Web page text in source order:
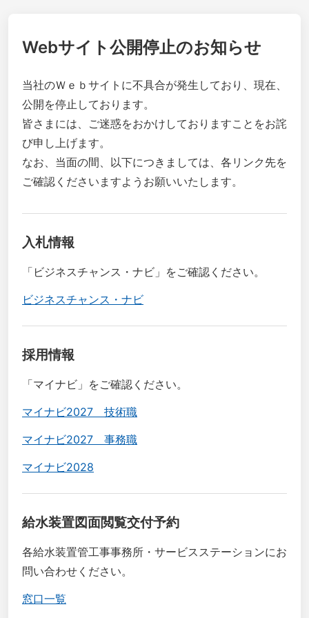
Webサイト公開停止のお知らせ
当社のＷｅｂサイトに不具合が発生しており、現在、
公開を停止しております。
皆さまには、ご迷惑をおかけしておりますことをお詫
び申し上げます。
なお、当面の間、以下につきましては、各リンク先を
ご確認くださいますようお願いいたします。
入札情報
「ビジネスチャンス・ナビ」をご確認ください。
ビジネスチャンス・ナビ
採用情報
「マイナビ」をご確認ください。
マイナビ2027 技術職
マイナビ2027 事務職
マイナビ2028
給水装置図面閲覧交付予約
各給水装置管工事事務所・サービスステーションにお
問い合わせください。
窓口一覧